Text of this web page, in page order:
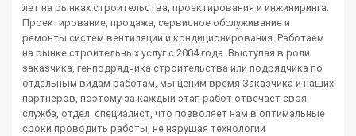
лет на рынках строительства, проектирования и инжиниринга.
Проектирование, продажа, сервисное обслуживание и
ремонты систем вентиляции и кондиционирования. Работаем
на рынке строительных услуг с 2004 года. Выступая в роли
заказчика, генподрядчика строительства или подрядчика по
отдельным видам работам, мы ценим время Заказчика и наших
партнеров, поэтому за каждый этап работ отвечает своя
служба, отдел, специалист, что позволяет нам в оптимальные
сроки проводить работы, не нарушая технологии